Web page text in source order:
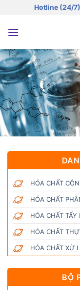
nội
Hotline (24/
HÓA CHẤT
HÓA CHẤT
HÓA CHẤT TẨY
HÓA CHẤT
HÓA CHẤT XỬ
BỘ